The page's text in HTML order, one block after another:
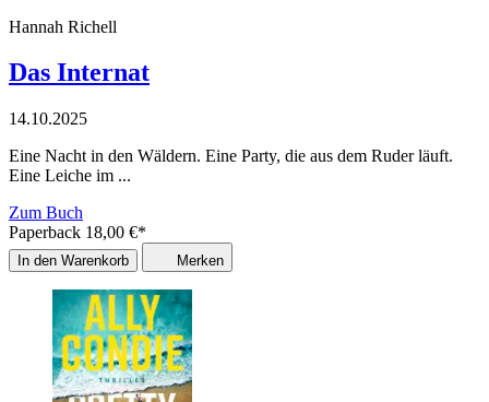
Hannah Richell
Das Internat
14.10.2025
Eine Nacht in den Wäldern. Eine Party, die aus dem Ruder läuft.
Eine Leiche im ...
Zum Buch
Paperback 18,00 €*
In den Warenkorb Merken